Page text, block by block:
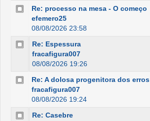
Re: processo na mesa - O começo
efemero25
08/08/2026 23:58
Re: Espessura
fracafigura007
08/08/2026 19:26
Re: A dolosa progenitora dos erros
fracafigura007
08/08/2026 19:24
Re: Casebre